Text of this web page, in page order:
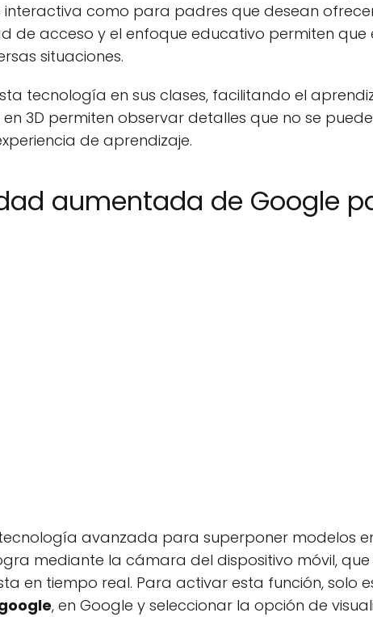
como para padres que desean
de acceso y el enfoque educativo permiten que
situaciones.
tecnología en sus clases, facilitando el
3D permiten observar detalles que no se
de aprendizaje.
aumentada de Google
avanzada para superponer modelos
mediante la cámara del dispositivo móvil,
en tiempo real. Para activar esta función, solo
, en Google y seleccionar la opción de